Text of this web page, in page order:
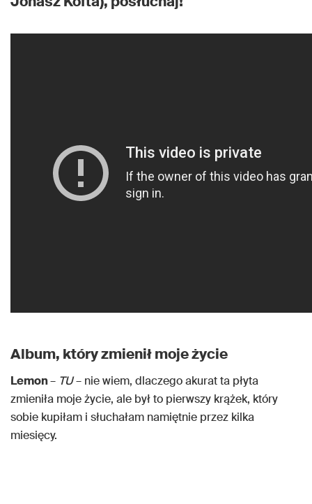
Album, który zmienił moje życie
Lemon– TU– nie wiem, dlaczego akurat ta płyta
zmieniła moje życie, ale był to pierwszy krążek, który
sobie kupiłam i słuchałam namiętnie przez kilka
miesięcy.